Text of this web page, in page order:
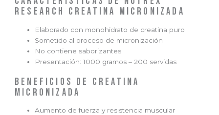
Research creatina micronizada
Elaborado con monohidrato de creatina puro
Sometido al proceso de micronización
No contiene saborizantes
Presentación: 1000 gramos – 200 servidas
Beneficios de creatina
micronizada
Aumento de fuerza y resistencia muscular